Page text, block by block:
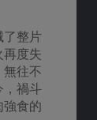
了整片
再度失
無往不
，禍斗
強食的